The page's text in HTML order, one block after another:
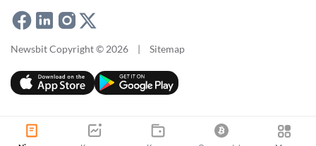
Newsbit Copyright © 2026 | Sitemap